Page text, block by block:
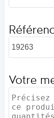
Votre